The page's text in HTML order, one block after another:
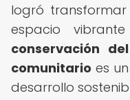
logró
espacio
conservación
comunitario es
desarrollo